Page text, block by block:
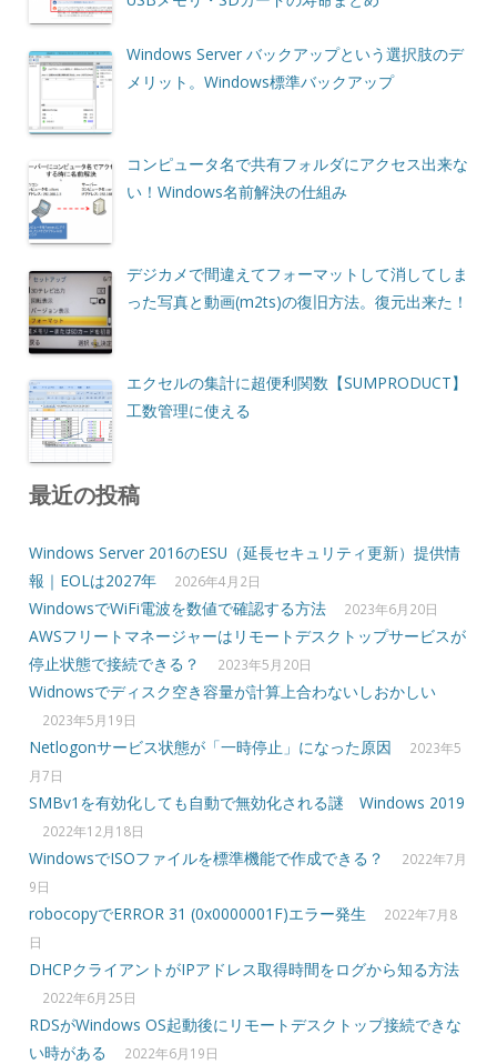
Windows Server バックアップという選択肢のデ
メリット。Windows標準バックアップ
コンピュータ名で共有フォルダにアクセス出来な
い！Windows名前解決の仕組み
デジカメで間違えてフォーマットして消してしま
った写真と動画(m2ts)の復旧方法。復元出来た！
エクセルの集計に超便利関数【SUMPRODUCT】
工数管理に使える
最近の投稿
Windows Server 2016のESU（延長セキュリティ更新）提供情
報｜EOLは2027年
2026年4月2日
WindowsでWiFi電波を数値で確認する方法 2023年6月20日
AWSフリートマネージャーはリモートデスクトップサービスが
停止状態で接続できる？
2023年5月20日
Widnowsでディスク空き容量が計算上合わないしおかしい
2023年5月19日
Netlogonサービス状態が「一時停止」になった原因
2023年5
月7日
SMBv1を有効化しても自動で無効化される謎 Windows 2019
2022年12月18日
WindowsでISOファイルを標準機能で作成できる？
2022年7月
9日
robocopyでERROR 31 (0x0000001F)エラー発生
2022年7月8
日
DHCPクライアントがIPアドレス取得時間をログから知る方法
2022年6月25日
RDSがWindows OS起動後にリモートデスクトップ接続できな
い時がある
2022年6月19日